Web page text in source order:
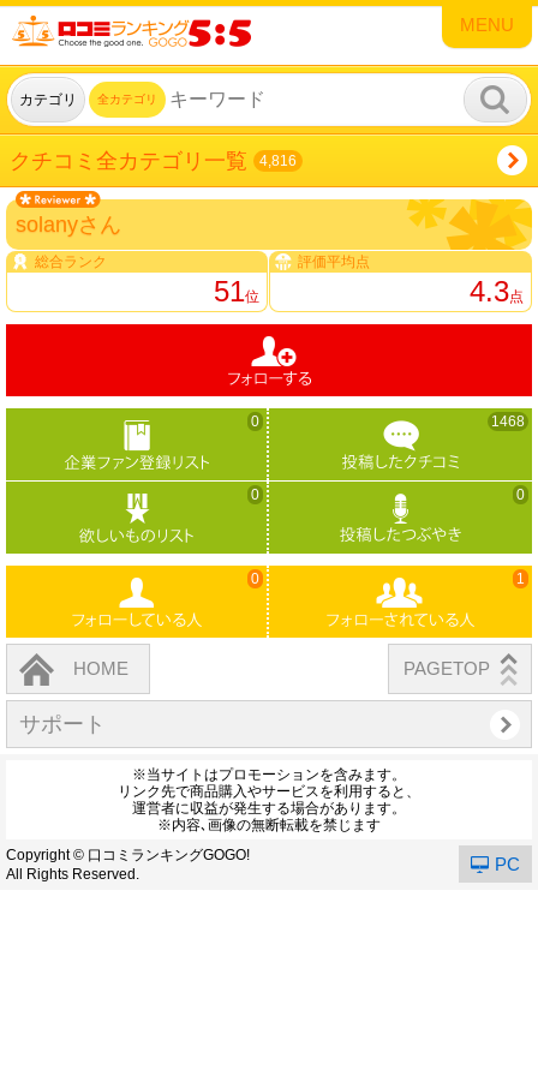
MENU
カテゴリ 全カテゴリ
クチコミ全カテゴリ一覧 4,816
solanyさん
総合ランク
51位
評価平均点
4.3点
0 1468
0 0
0 1
HOME PAGETOP
サポート
※当サイトはプロモーションを含みます。
リンク先で商品購入やサービスを利用すると、
運営者に収益が発生する場合があります。
※内容､画像の無断転載を禁じます
Copyright © 口コミランキングGOGO!
All Rights Reserved.
PC